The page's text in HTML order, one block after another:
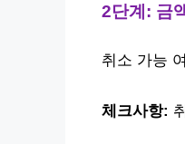
2단계: 금
취소 가능
체크사항: